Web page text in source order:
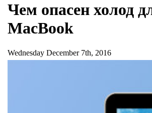
Чем опасен холод
MacBook
Wednesday December 7th, 2016